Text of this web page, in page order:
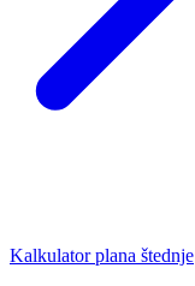
Kalkulator plana štednje